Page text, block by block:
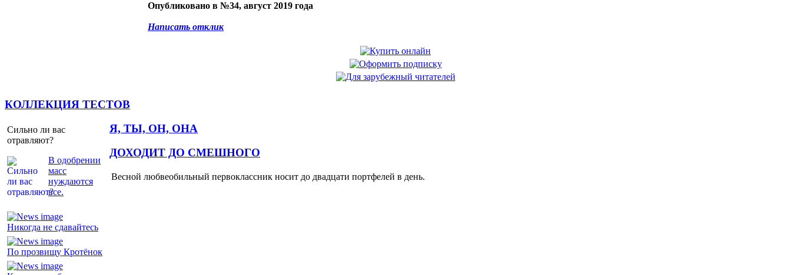
Опубликовано в №34, август 2019 года
Написать отклик
КОЛЛЕКЦИЯ ТЕСТОВ
Сильно ли вас
отравляют?
В одобрении
масс
нуждаются
все.
Я, ТЫ, ОН, ОНА
Никогда не сдавайтесь
По прозвищу Кротёнок
ДОХОДИТ ДО СМЕШНОГО
Весной любвеобильный первоклассник носит до двадцати портфелей в день.